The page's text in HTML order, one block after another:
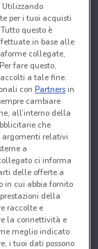
per i tuoi acquisti
questo è
in base alle
collegate,
fare questo,
a tale fine.
conPartnersin
cambiare
all’interno della
che
argomenti relativi
a
ci informa
delle offerte a
in cui abbia fornito
della
raccolte e
la connettività e
meglio indicato
i tuoi dati possono